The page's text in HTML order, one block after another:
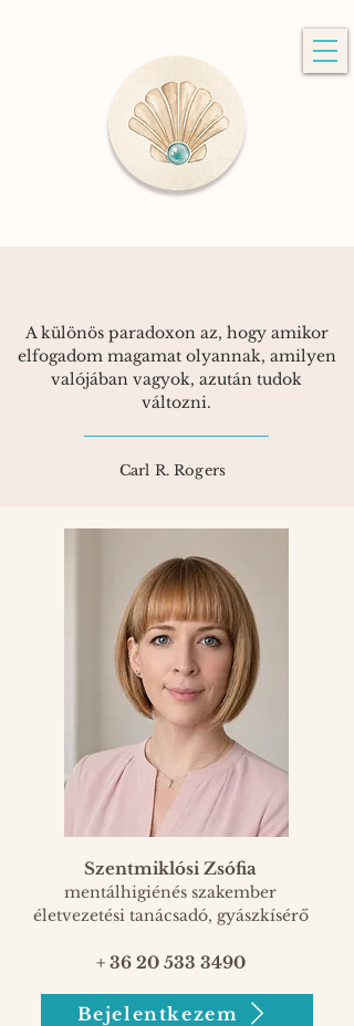
A különös paradoxon az, hogy amikor
elfogadom magamat olyannak, amilyen
valójában vagyok, azután tudok
változni.
Carl R. Rogers
Szentmiklósi Zsófia
mentálhigiénés szakember
életvezetési tanácsadó, gyászkísérő
​+ 36 20 533 3490
Bejelentkezem